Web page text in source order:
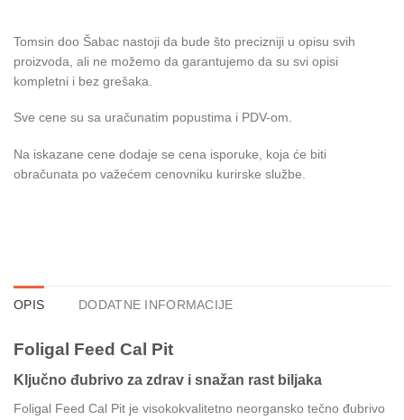
Tomsin doo Šabac nastoji da bude što precizniji u opisu svih
proizvoda, ali ne možemo da garantujemo da su svi opisi
kompletni i bez grešaka.
Sve cene su sa uračunatim popustima i PDV-om.
Na iskazane cene dodaje se cena isporuke, koja će biti
obračunata po važećem cenovniku kurirske službe.
OPIS DODATNE INFORMACIJE
Foligal Feed Cal Pit
Ključno đubrivo za zdrav i snažan rast biljaka
Foligal Feed Cal Pit je visokokvalitetno neorgansko tečno đubrivo